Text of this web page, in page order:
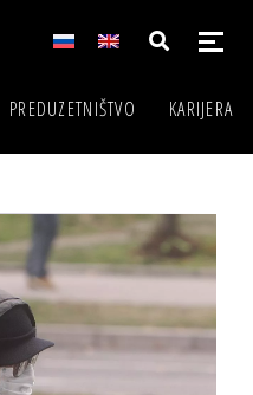
PREDUZETNIŠTVO KARIJERA